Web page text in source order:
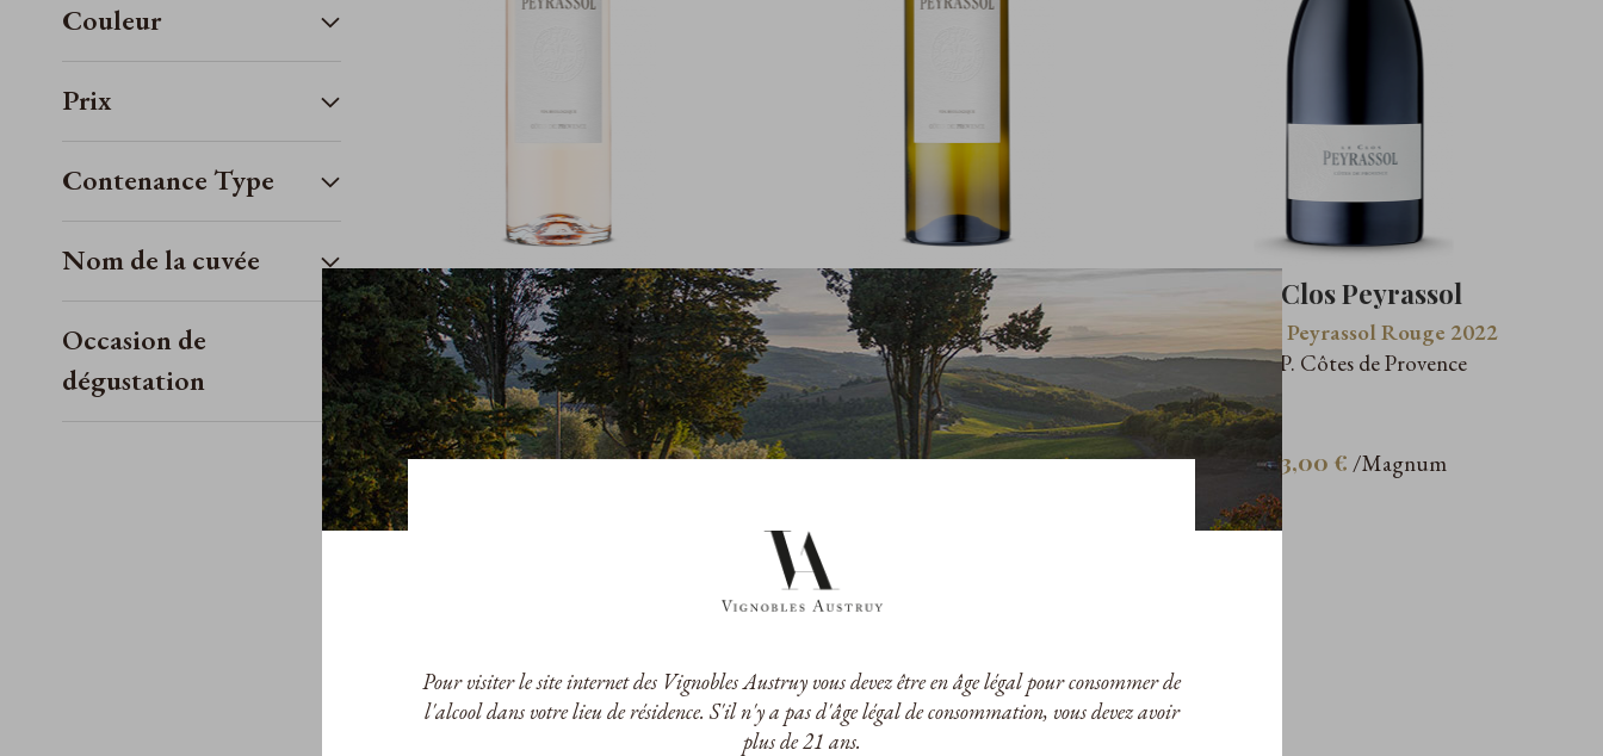
Pour visiter le site internet des Vignobles Austruy vous devez être en âge légal pour consommer de
l'alcool dans votre lieu de résidence. S'il n'y a pas d'âge légal de consommation, vous devez avoir
plus de 21 ans.
Château Peyrassol
Château Peyrassol Rosé 2025
A.O.P. Côtes de Provence
19,50 €/Bouteille
Château Peyrassol
Château Peyrassol Blanc 2024
A.O.P. Côtes de Provence
23,50 €/Bouteille
Le Clos Peyrassol
Le Clos Peyrassol Rouge 2022
A.O.P. Côtes de Provence
133,00 € /Magnum
Couleur
Prix
Contenance Type
Nom de la cuvée
Occasion de
dégustation